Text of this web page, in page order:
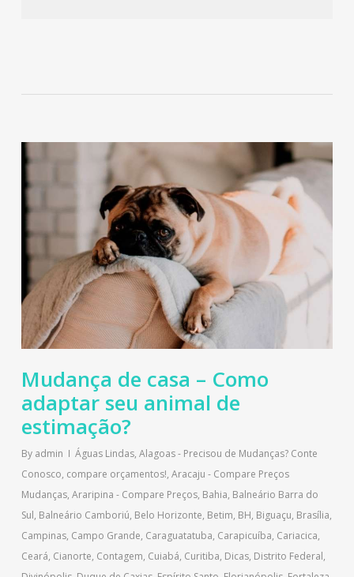
Mudança de casa – Como
adaptar seu animal de
estimação?
By admin Águas Lindas, Alagoas - Precisou de Mudanças? Conte
Conosco, compare orçamentos!, Aracaju - Compare Preços
Mudanças, Araripina - Compare Preços, Bahia, Balneário Barra do
Sul, Balneário Camboriú, Belo Horizonte, Betim, BH, Biguaçu, Brasília,
Campinas, Campo Grande, Caraguatatuba, Carapicuíba, Cariacica,
Ceará, Cianorte, Contagem, Cuiabá, Curitiba, Dicas, Distrito Federal,